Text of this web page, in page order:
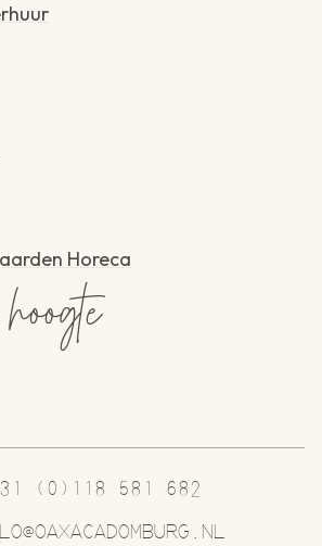
Horeca
(0)118 581 682